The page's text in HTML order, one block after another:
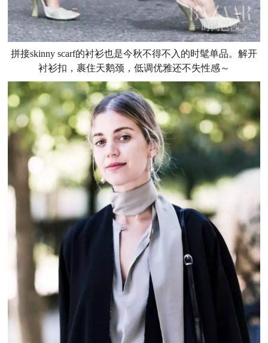
拼接skinny scarf的衬衫也是今秋不得不入的时髦单品。解开
衬衫扣，裹住天鹅颈，低调优雅还不失性感～